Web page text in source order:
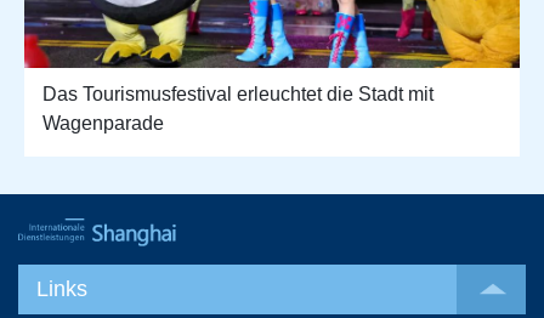
Das Tourismusfestival erleuchtet die Stadt mit
Wagenparade
Links